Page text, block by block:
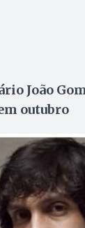
João
outubro